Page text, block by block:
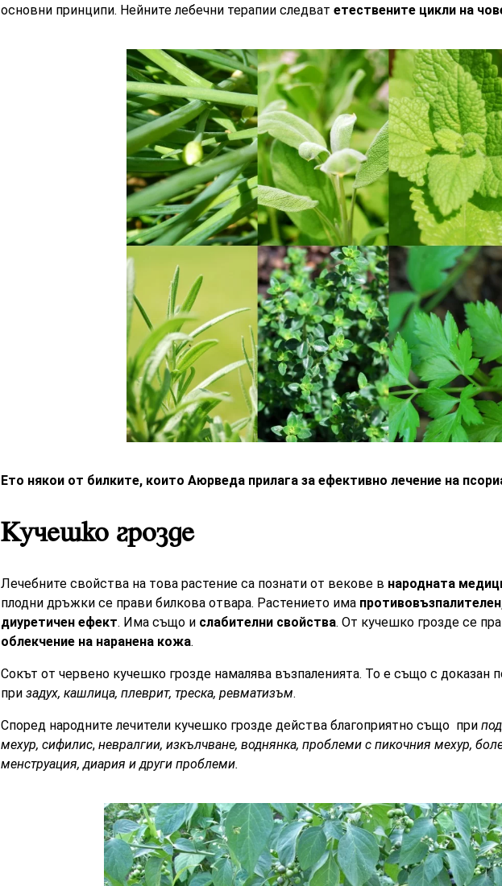
основни принципи. Нейните лебечни терапии следват етествените цикли на
Ето някои от билките, които Аюрведа прилага за ефективно лечение на
Кучешко грозде
Лечебните свойства на това растение са познати от векове в народната
плодни дръжки се прави билкова отвара. Растението има
диуретичен ефект. Има също и слабителни свойства. От кучешко грозде се
облекчение на наранена кожа.
Сокът от червено кучешко грозде намалява възпаленията. То е също с доказан
при задух, кашлица, плеврит, треска, ревматизъм.
Според народните лечители кучешко грозде действа благоприятно също при
мехур, сифилис, невралгии, изкълчване, воднянка, проблеми с пикочния мехур,
менструация, диария и други проблеми.